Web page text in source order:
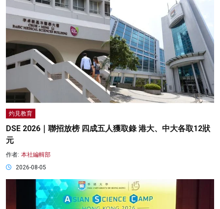
灼見教育
DSE 2026｜聯招放榜 四成五人獲取錄 港大、中大各取12狀
元
作者: 本社編輯部
2026-08-05